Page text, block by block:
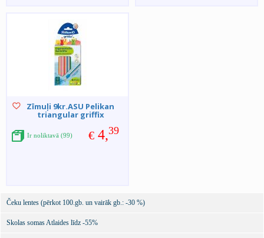
Zīmuļi 9kr.ASU Pelikan
triangular griffix
€ 4,39
Ir noliktavā (99)
Čeku lentes (pērkot 100.gb. un vairāk gb.: -30 %)
Skolas somas Atlaides līdz -55%